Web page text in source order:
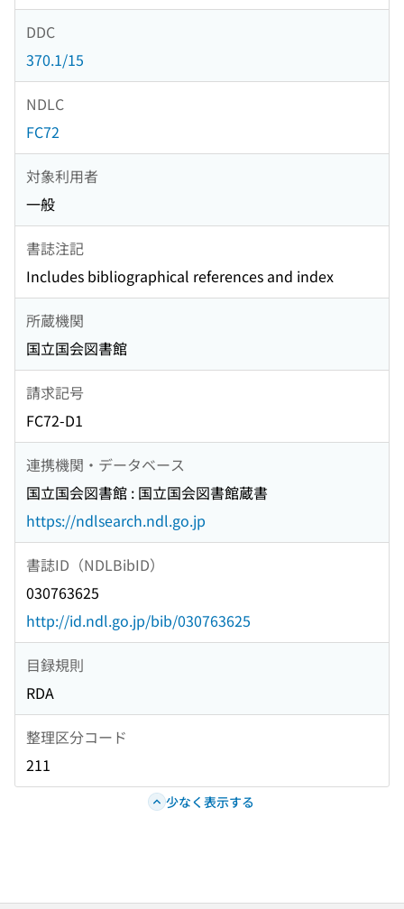
DDC
370.1/15
NDLC
FC72
対象利用者
一般
書誌注記
Includes bibliographical references and index
所蔵機関
国立国会図書館
請求記号
FC72-D1
連携機関・データベース
国立国会図書館 : 国立国会図書館蔵書
https://ndlsearch.ndl.go.jp
書誌ID（NDLBibID）
030763625
http://id.ndl.go.jp/bib/030763625
目録規則
RDA
整理区分コード
211
少なく表示する